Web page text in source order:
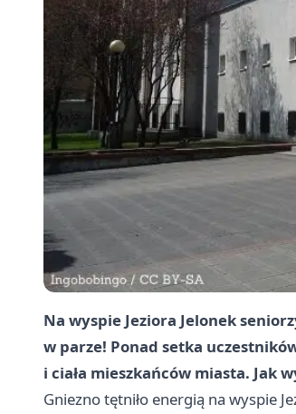
Na wyspie Jeziora Jelonek
w parze! Ponad setka
i ciała mieszkańców miasta. Jak
Gnieznotętniło energią na wyspie